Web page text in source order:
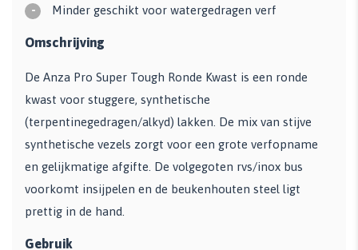
- Minder geschikt voor watergedragen verf
Omschrijving
De Anza Pro Super Tough Ronde Kwast is een ronde
kwast voor stuggere, synthetische
(terpentinegedragen/alkyd) lakken. De mix van stijve
synthetische vezels zorgt voor een grote verfopname
en gelijkmatige afgifte. De volgegoten rvs/inox bus
voorkomt insijpelen en de beukenhouten steel ligt
prettig in de hand.
Gebruik